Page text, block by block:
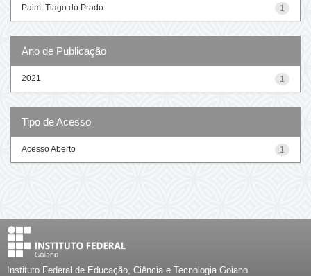
1
Paim, Tiago do Prado
Ano de Publicação
1
2021
Tipo de Acesso
1
Acesso Aberto
Instituto Federal de Educação, Ciência e Tecnologia Goiano